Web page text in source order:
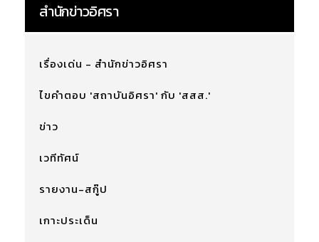
สำนักข่าวอิศรา
เรื่องเด่น - สำนักข่าวอิศรา
ไขคำตอบ 'สถาบันอิศรา' กับ 'สสส.'
ข่าว
เวทีทัศน์
รายงาน-สกู๊ป
เกาะประเด็น